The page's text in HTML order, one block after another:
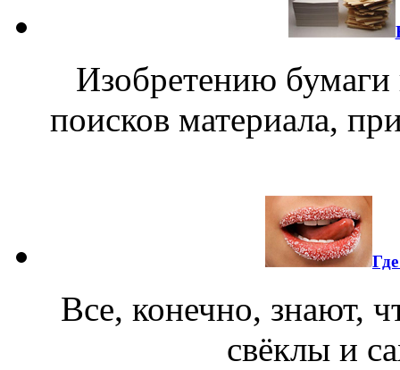
Изобретению бумаги
поисков материала,
Все, конечно, знают,
свёклы и